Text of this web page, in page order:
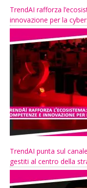
TrendAI rafforza
innovazione per la
TrendAI punta sul
gestiti al centro della